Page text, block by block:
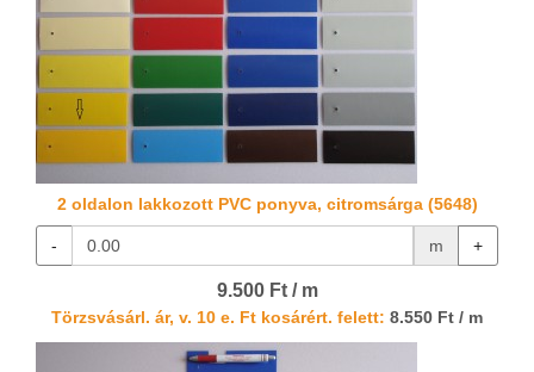
2 oldalon lakkozott PVC ponyva, citromsárga (5648)
- m +
9.500 Ft / m
Törzsvásárl. ár, v. 10 e. Ft kosárért. felett: 8.550 Ft / m